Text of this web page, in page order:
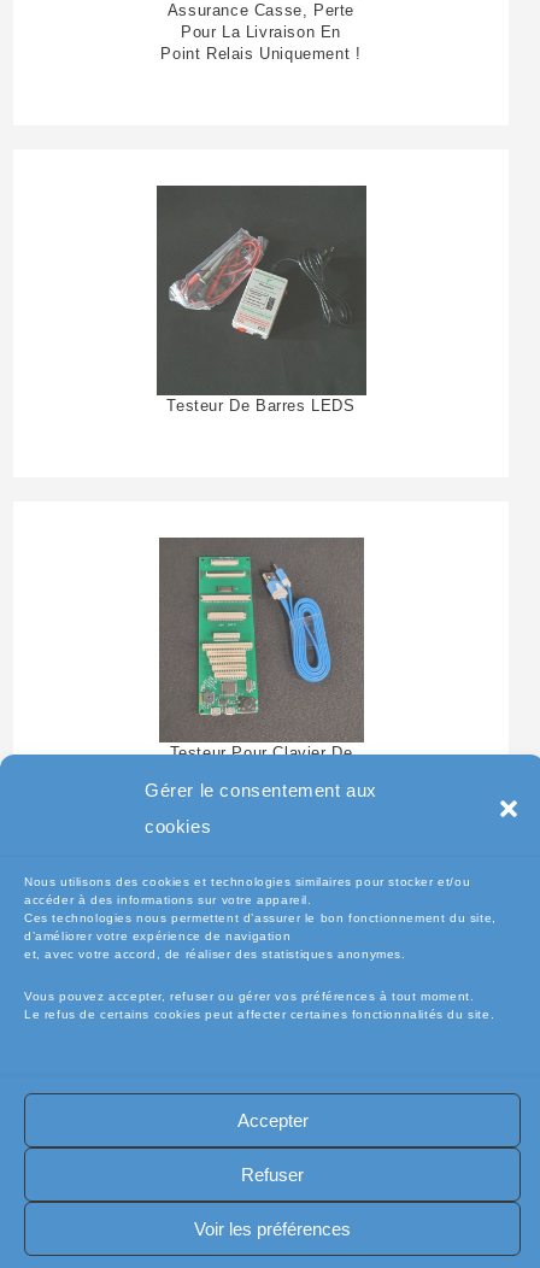
Gérer le consentement aux
cookies
Nous utilisons des cookies et technologies similaires pour stocker et/ou
accéder à des informations sur votre appareil.
Ces technologies nous permettent d’assurer le bon fonctionnement du site,
d’améliorer votre expérience de navigation
et, avec votre accord, de réaliser des statistiques anonymes.
Vous pouvez accepter, refuser ou gérer vos préférences à tout moment.
Le refus de certains cookies peut affecter certaines fonctionnalités du site.
Accepter
Refuser
Voir les préférences
Assurance Casse, Perte
Pour La Livraison En
Point Relais Uniquement !
Testeur De Barres LEDS
Testeur Pour Clavier De
🧾Conditions Générales de Vente (CGV)
🧾 Mentions légales
🔐 Politique de confidentialité
🔐 Exercer mes droits RGPD
🍪 Politique de cookies (UE)
📦Livraisons et retours
🛡️ Assurance casse / perte
Copyright [electro-pieces-occase.fr]